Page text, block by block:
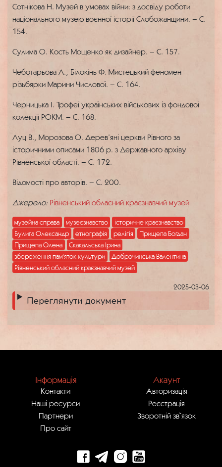
Сотнікова Н. Музей в умовах війни: з досвіду роботи
національного музею воєнної історії Слобожанщини. – С.
154.
Сулима О. Кость Мощенко як дизайнер. – С. 157.
Чеботарьова Л., Білокінь Ф. Мистецький феномен
різьбярки Марини Числової. – С. 164.
Черницька І. Трофеї українських військових із фондової
колекції РОКМ. – С. 168.
Луц В., Морозова О. Дерев’яні церкви Рівного за
історичними описами 1806 р. з Державного архіву
Рівненської області. – С. 172.
Відомості про авторів. – С. 200.
Джерело: Рівненський обласний краєзнавчий музей
музейна справа музеєзнавство
історичне краєзнавство
Булига Олександр
етнографія релігія
Прищепа Богдан
Прищепа Олена
Скакальська Ірина
збереження пам'яток культури
Доброчинська Валентина
Рівненський обласний краєзнавчий музей
2025-03-06
Переглянути документ
Інформація
Контакти
Наші ресурси
Партнери
Про сайт
Акаунт
Авторизація
Реєстрація
Зворотній зв`язок